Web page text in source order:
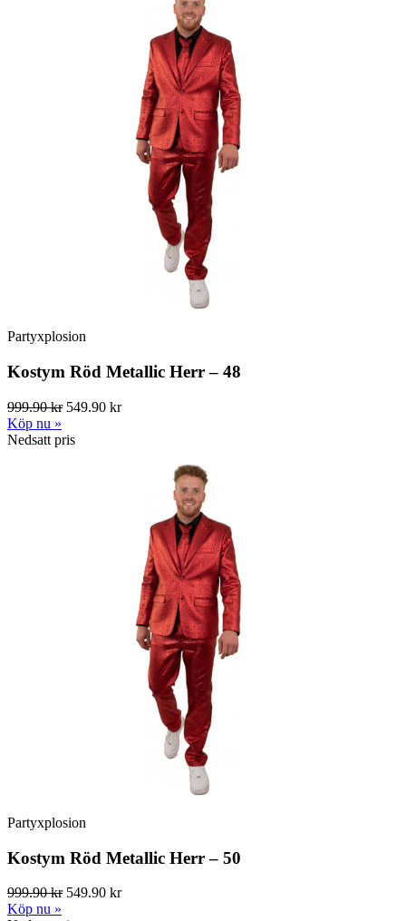
Partyxplosion
Kostym Röd Metallic Herr – 48
999.90 kr549.90 kr
Köp nu »
Nedsatt pris
Partyxplosion
Kostym Röd Metallic Herr – 50
999.90 kr549.90 kr
Köp nu »